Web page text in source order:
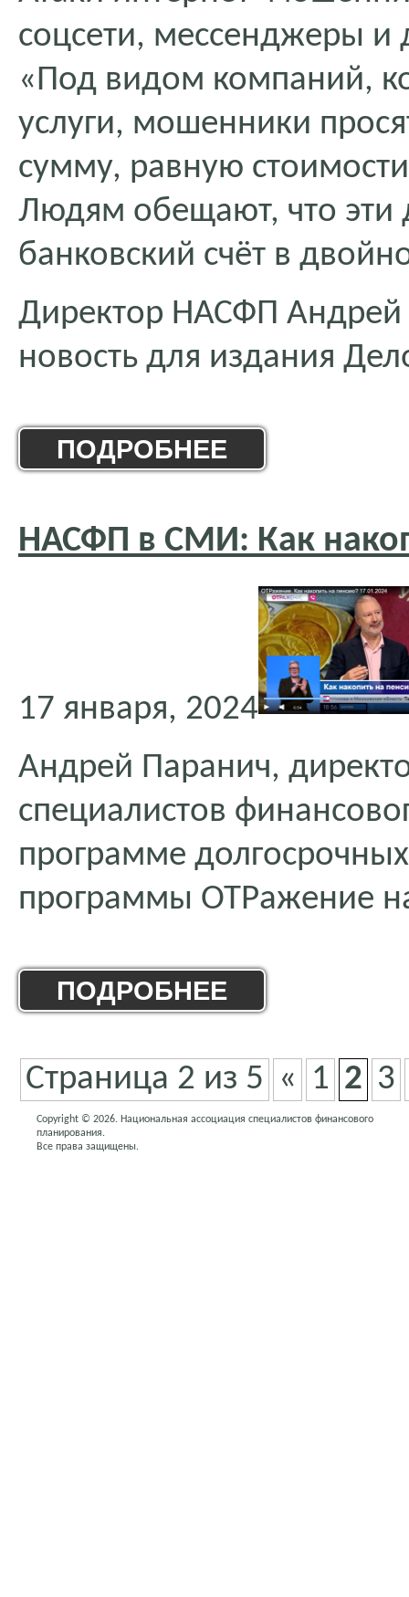
соцсети, мессенджеры и
«Под видом компаний,
услуги, мошенники
сумму, равную
Людям обещают, что эти
банковский счёт в
Директор НАСФП Андрей
новость для издания
ПОДРОБНЕЕ
НАСФП в СМИ: Как
17 января, 2024
Андрей Паранич,
специалистов
программе
программы ОТРажение
ПОДРОБНЕЕ
Страница 2 из 5 « 1 2 3
Copyright © 2026. Национальная ассоциация специалистов финансового
планирования.
Все права защищены.